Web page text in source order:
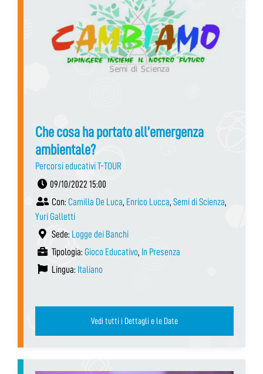
Che cosa ha portato all’emergenza
ambientale?
Percorsi educativi T-TOUR
09/10/2022 15:00
Con: Camilla De Luca, Enrico Lucca, Semi di Scienza,
Yuri Galletti
Sede: Logge dei Banchi
Tipologia: Gioco Educativo, In Presenza
Lingua: Italiano
Vedi tutti i Dettagli e le Date